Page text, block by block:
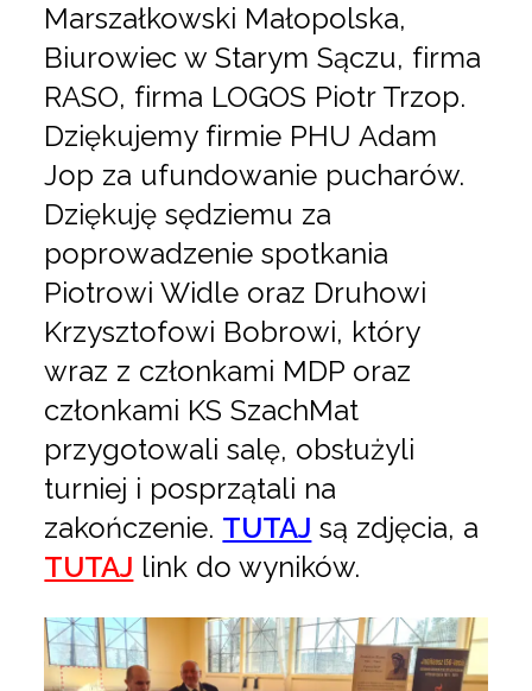
Marszałkowski Małopolska,
Biurowiec w Starym Sączu, firma
RASO, firma LOGOS Piotr Trzop.
Dziękujemy firmie PHU Adam
Jop za ufundowanie pucharów.
Dziękuję sędziemu za
poprowadzenie spotkania
Piotrowi Widle oraz Druhowi
Krzysztofowi Bobrowi, który
wraz z członkami MDP oraz
członkami KS SzachMat
przygotowali salę, obsłużyli
turniej i posprzątali na
zakończenie. TUTAJ są zdjęcia, a
TUTAJ link do wyników.